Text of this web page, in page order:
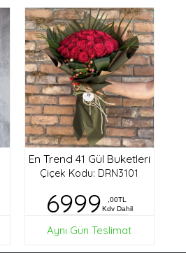
En Trend 41 Gül Buketleri
Çiçek Kodu: DRN3101
6999
,00TL
Kdv Dahil
Aynı Gün Teslimat